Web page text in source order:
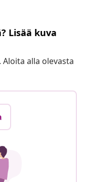
Lisää kuva
alla olevasta